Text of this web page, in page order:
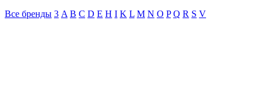
Все бренды 3 A B C D E H I K L M N O P Q R S V